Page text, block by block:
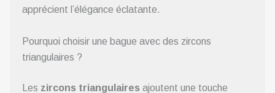
apprécient l’élégance éclatante.
Pourquoi choisir une bague avec des zircons
triangulaires ?
Les zircons triangulaires ajoutent une touche